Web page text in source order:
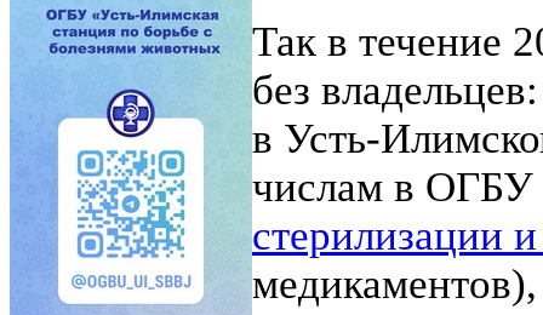
Так в течение
без
в Усть-
числам в
стерилизации